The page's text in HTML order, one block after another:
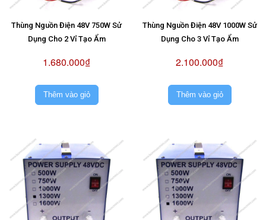
Thùng Nguồn Điện 48V 750W Sử
Dụng Cho 2 Vỉ Tạo Ẩm
1.680.000₫
Thêm vào giỏ
Thùng Nguồn Điện 48V 1000W Sử
Dụng Cho 3 Vỉ Tạo Ẩm
2.100.000₫
Thêm vào giỏ